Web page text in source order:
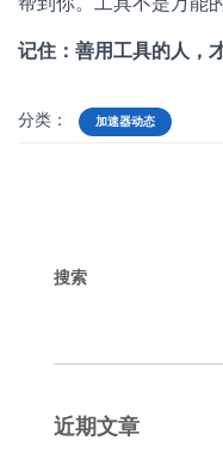
记住：善用工具的人，
分类： 加速器动态
搜索
近期文章